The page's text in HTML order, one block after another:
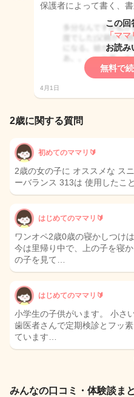
保護者によって書く、
この回
「ママ
お読み
無料で
4月1日
2歳に関する質問
初めてのママリ🔰
2歳の女の子に オススメな ス
ーバランス 313は 使用したこ
はじめてのママリ🔰
ワンオペ2歳0歳の寝かしつけ
今は里帰り中で、上の子を寝
の子を見て…
はじめてのママリ🔰
小学生の子供がいます。 小さ
歯医者さんで定期検診とフッ
ています…
みんなの口コミ・体験談ま